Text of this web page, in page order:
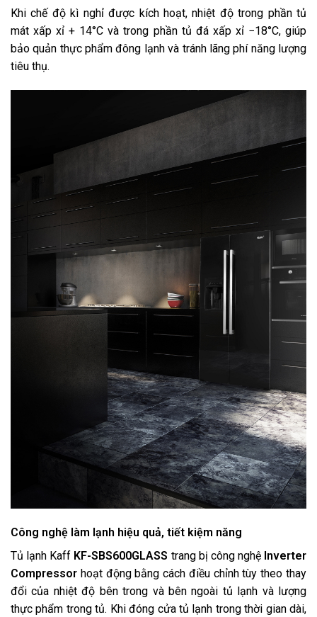
Khi chế độ kì nghỉ được kích hoạt, nhiệt độ trong phần tủ
mát xấp xỉ + 14°C và trong phần tủ đá xấp xỉ −18°C, giúp
bảo quản thực phẩm đông lạnh và tránh lãng phí năng lượng
tiêu thụ.
Công nghệ làm lạnh hiệu quả, tiết kiệm năng
Tủ lạnh Kaff KF-SBS600GLASS trang bị công nghệ Inverter
Compressor hoạt động bằng cách điều chỉnh tùy theo thay
đổi của nhiệt độ bên trong và bên ngoài tủ lạnh và lượng
thực phẩm trong tủ. Khi đóng cửa tủ lạnh trong thời gian dài,